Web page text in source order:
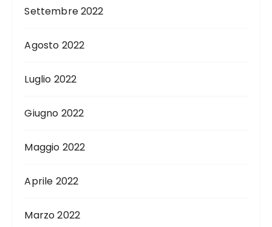
Settembre 2022
Agosto 2022
Luglio 2022
Giugno 2022
Maggio 2022
Aprile 2022
Marzo 2022